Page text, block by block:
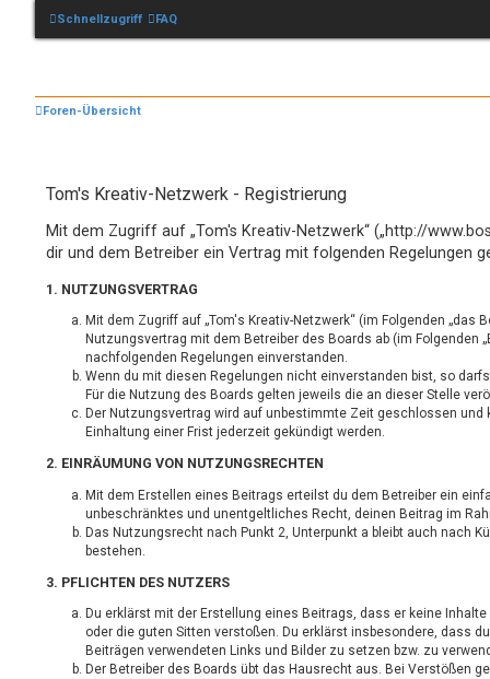
Schnellzugriff FAQ
Foren-Übersicht
Tom's Kreativ-Netzwerk - Registrierung
Mit dem Zugriff auf „Tom's Kreativ-Netzwerk“ („http://
dir und dem Betreiber ein Vertrag mit folgenden Regelungen
1. NUTZUNGSVERTRAG
Mit dem Zugriff auf „Tom's Kreativ-Netzwerk“ (im Folgenden „das
Nutzungsvertrag mit dem Betreiber des Boards ab (im Folgenden
nachfolgenden Regelungen einverstanden.
Wenn du mit diesen Regelungen nicht einverstanden bist, so
Für die Nutzung des Boards gelten jeweils die an dieser Stelle
Der Nutzungsvertrag wird auf unbestimmte Zeit geschlossen und
Einhaltung einer Frist jederzeit gekündigt werden.
2. EINRÄUMUNG VON NUTZUNGSRECHTEN
Mit dem Erstellen eines Beitrags erteilst du dem Betreiber ein
unbeschränktes und unentgeltliches Recht, deinen Beitrag im
Das Nutzungsrecht nach Punkt 2, Unterpunkt a bleibt auch nach
bestehen.
3. PFLICHTEN DES NUTZERS
Du erklärst mit der Erstellung eines Beitrags, dass er keine
oder die guten Sitten verstoßen. Du erklärst insbesondere, dass
Beiträgen verwendeten Links und Bilder zu setzen bzw. zu
Der Betreiber des Boards übt das Hausrecht aus. Bei Verstößen